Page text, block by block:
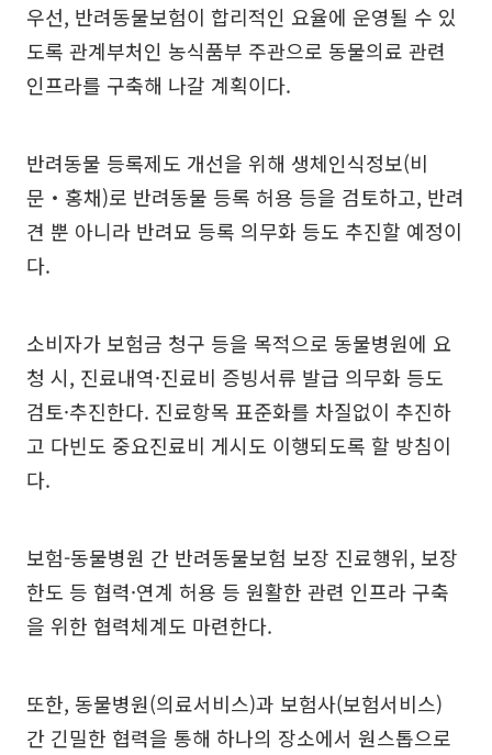
우선, 반려동물보험이 합리적인 요율에 운영될 수 있
도록 관계부처인 농식품부 주관으로 동물의료 관련
인프라를 구축해 나갈 계획이다.
반려동물 등록제도 개선을 위해 생체인식정보(비
문‧홍채)로 반려동물 등록 허용 등을 검토하고, 반려
견 뿐 아니라 반려묘 등록 의무화 등도 추진할 예정이
다.
소비자가 보험금 청구 등을 목적으로 동물병원에 요
청 시, 진료내역·진료비 증빙서류 발급 의무화 등도
검토·추진한다. 진료항목 표준화를 차질없이 추진하
고 다빈도 중요진료비 게시도 이행되도록 할 방침이
다.
보험-동물병원 간 반려동물보험 보장 진료행위, 보장
한도 등 협력·연계 허용 등 원활한 관련 인프라 구축
을 위한 협력체계도 마련한다.
또한, 동물병원(의료서비스)과 보험사(보험서비스)
간 긴밀한 협력을 통해 하나의 장소에서 원스톱으로